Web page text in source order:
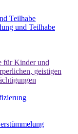
Teilhabe
und Teilhabe
für Kinder und
geistigen